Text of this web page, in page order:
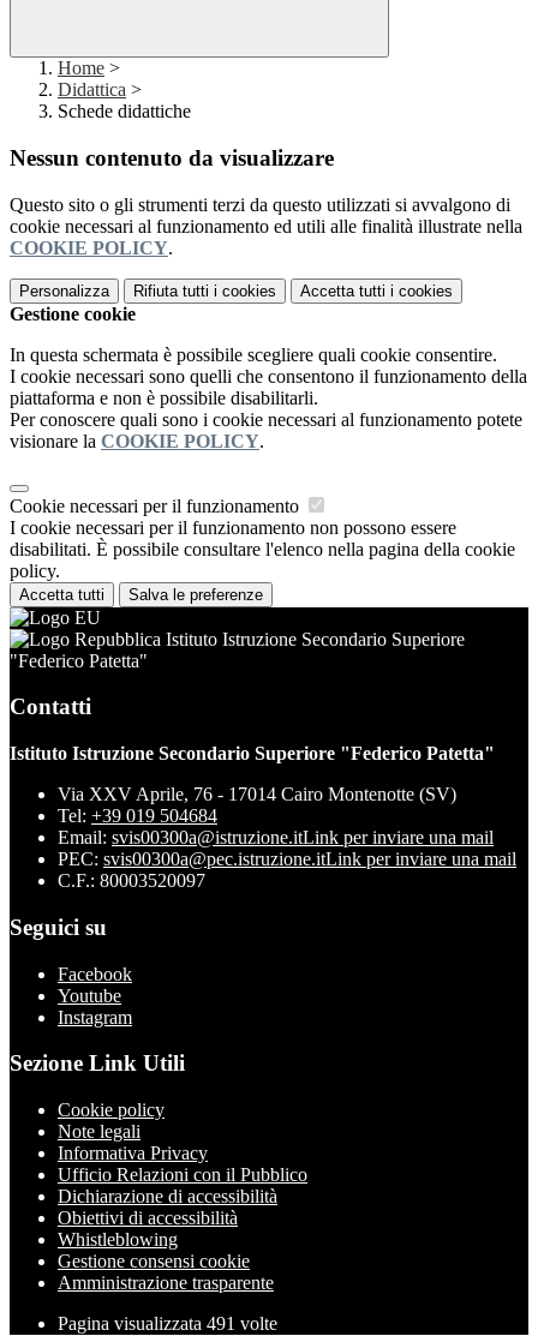
Home >
Didattica >
Schede didattiche
Nessun contenuto da visualizzare
Questo sito o gli strumenti terzi da questo utilizzati si avvalgono di
cookie necessari al funzionamento ed utili alle finalità illustrate nella
COOKIE POLICY.
Personalizza Rifiuta tutti i cookies Accetta tutti i cookies
Gestione cookie
In questa schermata è possibile scegliere quali cookie consentire.
I cookie necessari sono quelli che consentono il funzionamento della
piattaforma e non è possibile disabilitarli.
Per conoscere quali sono i cookie necessari al funzionamento potete
visionare la COOKIE POLICY.
Cookie necessari per il funzionamento
I cookie necessari per il funzionamento non possono essere
disabilitati. È possibile consultare l'elenco nella pagina della cookie
policy.
Accetta tutti Salva le preferenze
Istituto Istruzione Secondario Superiore
"Federico Patetta"
Contatti
Istituto Istruzione Secondario Superiore "Federico Patetta"
Via XXV Aprile, 76 - 17014 Cairo Montenotte (SV)
Tel: +39 019 504684
Email: svis00300a@istruzione.itLink per inviare una mail
PEC: svis00300a@pec.istruzione.itLink per inviare una mail
C.F.: 80003520097
Seguici su
Facebook
Youtube
Instagram
Sezione Link Utili
Cookie policy
Note legali
Informativa Privacy
Ufficio Relazioni con il Pubblico
Dichiarazione di accessibilità
Obiettivi di accessibilità
Whistleblowing
Gestione consensi cookie
Amministrazione trasparente
Pagina visualizzata 491 volte